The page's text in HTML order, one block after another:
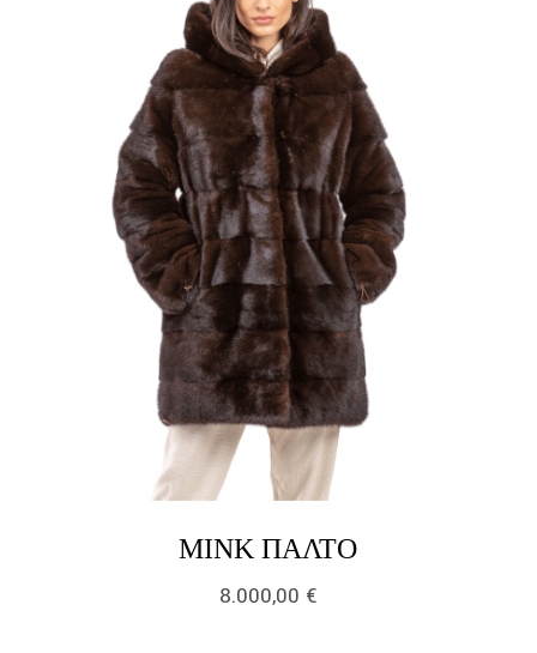
ΜΙΝΚ ΠΑΛΤΌLINK
8.000,00 €